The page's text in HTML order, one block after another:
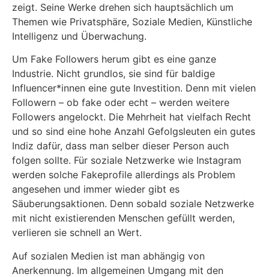
zeigt. Seine Werke drehen sich hauptsächlich um
Themen wie Privatsphäre, Soziale Medien, Künstliche
Intelligenz und Überwachung.
Um Fake Followers herum gibt es eine ganze
Industrie. Nicht grundlos, sie sind für baldige
Influencer*innen eine gute Investition. Denn mit vielen
Followern – ob fake oder echt – werden weitere
Followers angelockt. Die Mehrheit hat vielfach Recht
und so sind eine hohe Anzahl Gefolgsleuten ein gutes
Indiz dafür, dass man selber dieser Person auch
folgen sollte. Für soziale Netzwerke wie Instagram
werden solche Fakeprofile allerdings als Problem
angesehen und immer wieder gibt es
Säuberungsaktionen. Denn sobald soziale Netzwerke
mit nicht existierenden Menschen gefüllt werden,
verlieren sie schnell an Wert.
Auf sozialen Medien ist man abhängig von
Anerkennung. Im allgemeinen Umgang mit den